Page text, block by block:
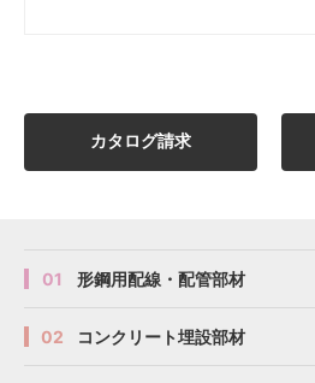
カタログ請求
01 形鋼用配線・配管部材
02 コンクリート埋設部材